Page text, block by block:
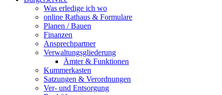
Was erledige ich wo
online Rathaus & Formulare
Planen / Bauen
Finanzen
Ansprechpartner
Verwaltungsgliederung
Ämter & Funktionen
Kummerkasten
Satzungen & Verordnungen
Ver- und Entsorgung